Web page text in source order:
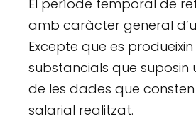
El període temporal de
amb caràcter general
Excepte que es
substancials que suposin
de les dades que
salarial realitzat.